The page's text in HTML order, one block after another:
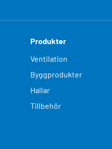
Produkter
Ventilation
Byggprodukter
Hallar
Tillbehör